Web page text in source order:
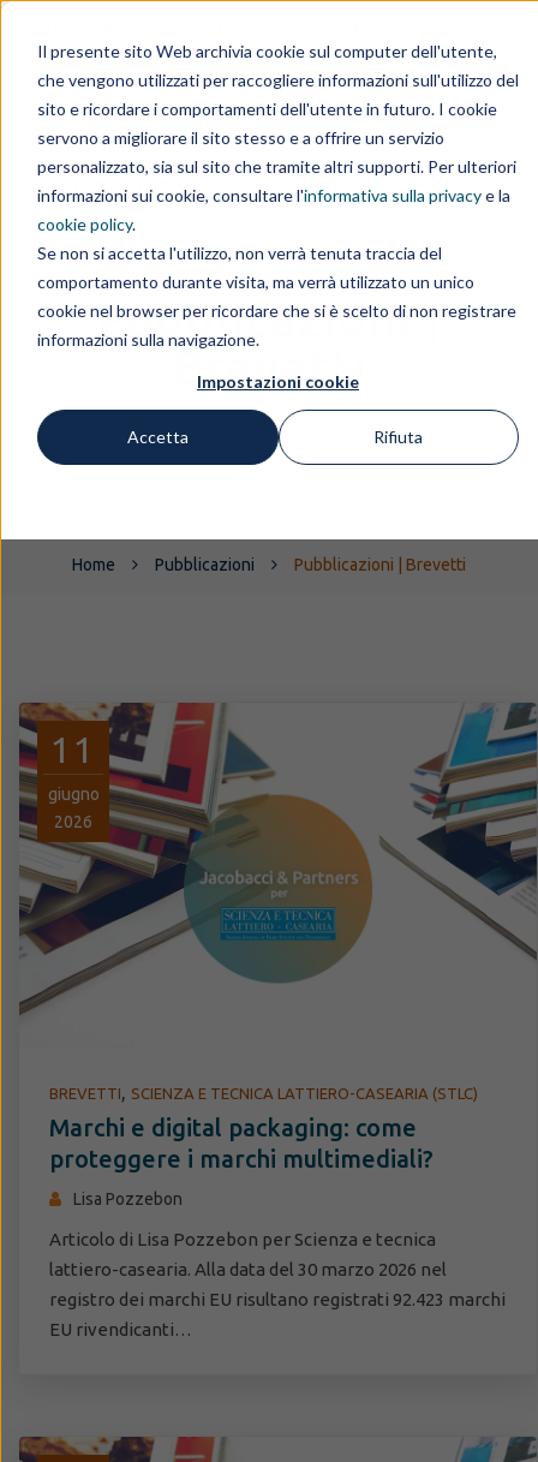
Il presente sito Web archivia cookie sul computer dell'utente,
che vengono utilizzati per raccogliere informazioni sull'utilizzo del
sito e ricordare i comportamenti dell'utente in futuro. I cookie
servono a migliorare il sito stesso e a offrire un servizio
personalizzato, sia sul sito che tramite altri supporti. Per ulteriori
informazioni sui cookie, consultare l'informativa sulla privacye la
cookie policy.
Se non si accetta l'utilizzo, non verrà tenuta traccia del
comportamento durante visita, ma verrà utilizzato un unico
cookie nel browser per ricordare che si è scelto di non registrare
informazioni sulla navigazione.
Impostazioni cookie
Accetta Rifiuta
IL GRUPPO
Pubblicazioni |
Brevetti
Home Pubblicazioni Pubblicazioni | Brevetti
11
giugno
2026
BREVETTI, SCIENZA E TECNICA LATTIERO-CASEARIA (STLC)
Marchi e digital packaging: come
proteggere i marchi multimediali?
Lisa Pozzebon
Articolo di Lisa Pozzebon per Scienza e tecnica
lattiero-casearia. Alla data del 30 marzo 2026 nel
registro dei marchi EU risultano registrati 92.423 marchi
EU rivendicanti…